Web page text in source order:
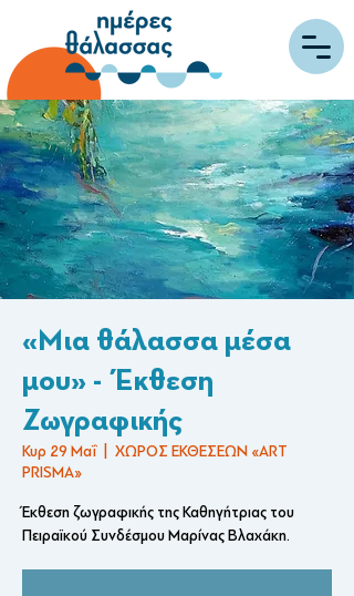
«Μια θάλασσα μέσα
μου» - Έκθεση
Ζωγραφικής
Κυρ 29 Μαΐ
  |
ΧΩΡΟΣ ΕΚΘΕΣΕΩΝ «ART
PRISMA»
Έκθεση ζωγραφικής της Καθηγήτριας του
Πειραϊκού Συνδέσμου Μαρίνας Βλαχάκη.